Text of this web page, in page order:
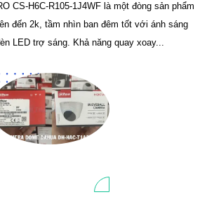
CS-H6C-R105-1J4WF là một đòng sản phẩm
đến 2k, tầm nhìn ban đêm tốt với ánh sáng
LED trợ sáng. Khả năng quay xoay...